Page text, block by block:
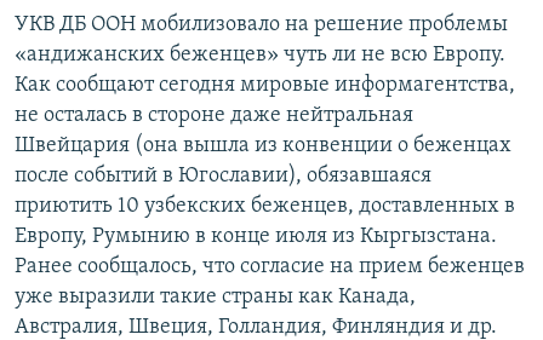
УКВ ДБ ООН мобилизовало на решение проблемы
«андижанских беженцев» чуть ли не всю Европу.
Как сообщают сегодня мировые информагентства,
не осталась в стороне даже нейтральная
Швейцария (она вышла из конвенции о беженцах
после событий в Югославии), обязавшаяся
приютить 10 узбекских беженцев, доставленных в
Европу, Румынию в конце июля из Кыргызстана.
Ранее сообщалось, что согласие на прием беженцев
уже выразили такие страны как Канада,
Австралия, Швеция, Голландия, Финляндия и др.